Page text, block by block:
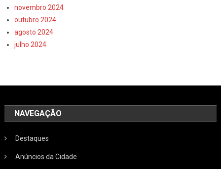
novembro 2024
outubro 2024
agosto 2024
julho 2024
NAVEGAÇÃO
Destaques
Anúncios da Cidade